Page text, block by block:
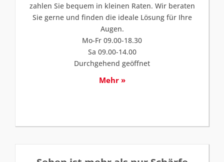
zahlen Sie bequem in kleinen Raten. Wir beraten
Sie gerne und finden die ideale Lösung für Ihre
Augen.
Mo-Fr 09.00-18.30
Sa 09.00-14.00
Durchgehend geöffnet
Mehr »